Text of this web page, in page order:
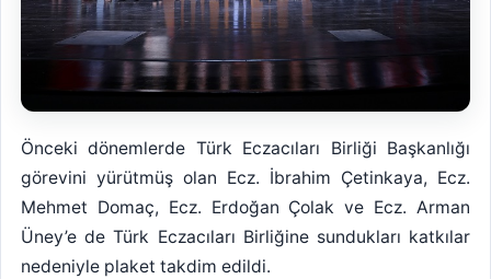
Önceki dönemlerde Türk Eczacıları Birliği Başkanlığı
görevini yürütmüş olan Ecz. İbrahim Çetinkaya, Ecz.
Mehmet Domaç, Ecz. Erdoğan Çolak ve Ecz. Arman
Üney’e de Türk Eczacıları Birliğine sundukları katkılar
nedeniyle plaket takdim edildi.